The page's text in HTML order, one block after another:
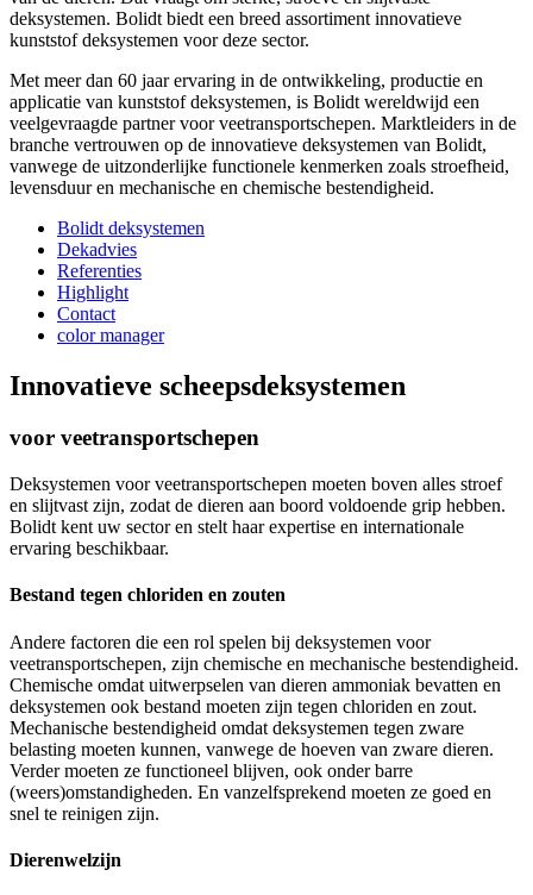
deksystemen. Bolidt biedt een breed assortiment innovatieve
kunststof deksystemen voor deze sector.
Met meer dan 60 jaar ervaring in de ontwikkeling, productie en
applicatie van kunststof deksystemen, is Bolidt wereldwijd een
veelgevraagde partner voor veetransportschepen. Marktleiders in de
branche vertrouwen op de innovatieve deksystemen van Bolidt,
vanwege de uitzonderlijke functionele kenmerken zoals stroefheid,
levensduur en mechanische en chemische bestendigheid.
Bolidt deksystemen
Dekadvies
Referenties
Highlight
Contact
color manager
Innovatieve scheepsdeksystemen
voor veetransportschepen
Deksystemen voor veetransportschepen moeten boven alles stroef
en slijtvast zijn, zodat de dieren aan boord voldoende grip hebben.
Bolidt kent uw sector en stelt haar expertise en internationale
ervaring beschikbaar.
Bestand tegen chloriden en zouten
Andere factoren die een rol spelen bij deksystemen voor
veetransportschepen, zijn chemische en mechanische bestendigheid.
Chemische omdat uitwerpselen van dieren ammoniak bevatten en
deksystemen ook bestand moeten zijn tegen chloriden en zout.
Mechanische bestendigheid omdat deksystemen tegen zware
belasting moeten kunnen, vanwege de hoeven van zware dieren.
Verder moeten ze functioneel blijven, ook onder barre
(weers)omstandigheden. En vanzelfsprekend moeten ze goed en
snel te reinigen zijn.
Dierenwelzijn